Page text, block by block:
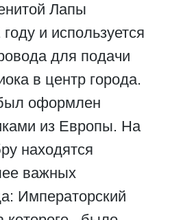
Лапы
и используется
для подачи
в центр города.
оформлен
из Европы. На
находятся
важных
Императорский